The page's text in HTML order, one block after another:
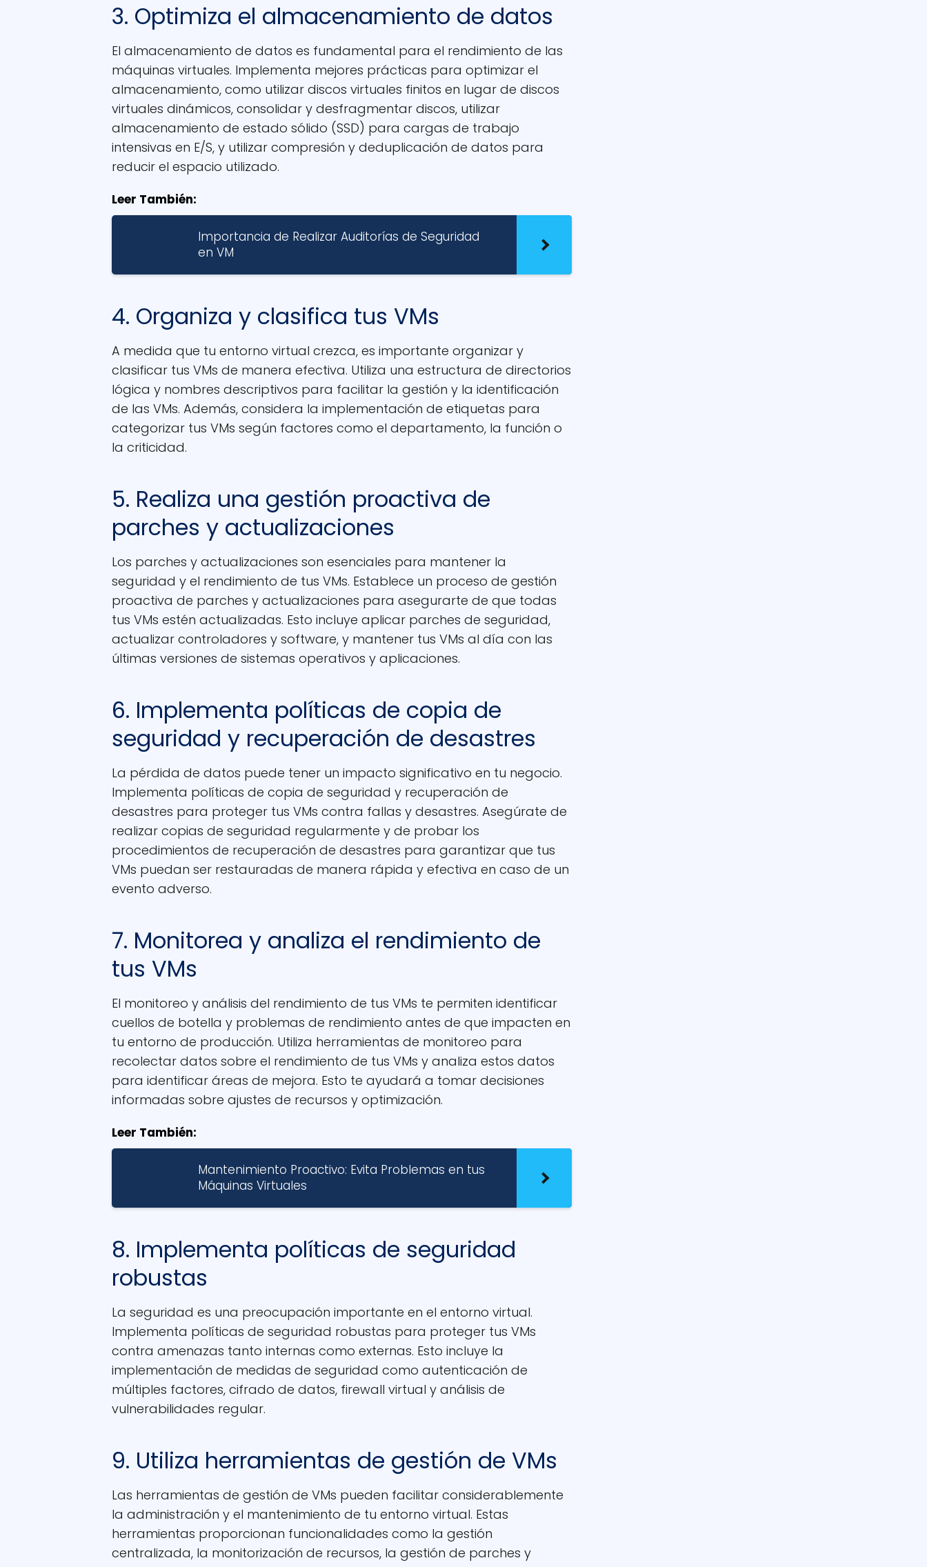
3. Optimiza el almacenamiento de datos
El almacenamiento de datos es fundamental para el rendimiento de las
máquinas virtuales. Implementa mejores prácticas para optimizar el
almacenamiento, como utilizar discos virtuales finitos en lugar de discos
virtuales dinámicos, consolidar y desfragmentar discos, utilizar
almacenamiento de estado sólido (SSD) para cargas de trabajo
intensivas en E/S, y utilizar compresión y deduplicación de datos para
reducir el espacio utilizado.
Leer También:
Importancia de Realizar Auditorías de Seguridad
en VM
4. Organiza y clasifica tus VMs
A medida que tu entorno virtual crezca, es importante organizar y
clasificar tus VMs de manera efectiva. Utiliza una estructura de directorios
lógica y nombres descriptivos para facilitar la gestión y la identificación
de las VMs. Además, considera la implementación de etiquetas para
categorizar tus VMs según factores como el departamento, la función o
la criticidad.
5. Realiza una gestión proactiva de
parches y actualizaciones
Los parches y actualizaciones son esenciales para mantener la
seguridad y el rendimiento de tus VMs. Establece un proceso de gestión
proactiva de parches y actualizaciones para asegurarte de que todas
tus VMs estén actualizadas. Esto incluye aplicar parches de seguridad,
actualizar controladores y software, y mantener tus VMs al día con las
últimas versiones de sistemas operativos y aplicaciones.
6. Implementa políticas de copia de
seguridad y recuperación de desastres
La pérdida de datos puede tener un impacto significativo en tu negocio.
Implementa políticas de copia de seguridad y recuperación de
desastres para proteger tus VMs contra fallas y desastres. Asegúrate de
realizar copias de seguridad regularmente y de probar los
procedimientos de recuperación de desastres para garantizar que tus
VMs puedan ser restauradas de manera rápida y efectiva en caso de un
evento adverso.
7. Monitorea y analiza el rendimiento de
tus VMs
El monitoreo y análisis del rendimiento de tus VMs te permiten identificar
cuellos de botella y problemas de rendimiento antes de que impacten en
tu entorno de producción. Utiliza herramientas de monitoreo para
recolectar datos sobre el rendimiento de tus VMs y analiza estos datos
para identificar áreas de mejora. Esto te ayudará a tomar decisiones
informadas sobre ajustes de recursos y optimización.
Leer También:
Mantenimiento Proactivo: Evita Problemas en tus
Máquinas Virtuales
8. Implementa políticas de seguridad
robustas
La seguridad es una preocupación importante en el entorno virtual.
Implementa políticas de seguridad robustas para proteger tus VMs
contra amenazas tanto internas como externas. Esto incluye la
implementación de medidas de seguridad como autenticación de
múltiples factores, cifrado de datos, firewall virtual y análisis de
vulnerabilidades regular.
9. Utiliza herramientas de gestión de VMs
Las herramientas de gestión de VMs pueden facilitar considerablemente
la administración y el mantenimiento de tu entorno virtual. Estas
herramientas proporcionan funcionalidades como la gestión
centralizada, la monitorización de recursos, la gestión de parches y